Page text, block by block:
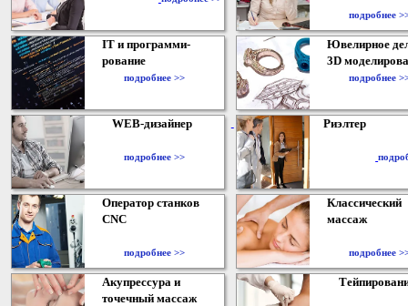
подробнее
IT и программи-
рование
подробнее >>
Ювелирное
3D
подробнее
WEB-дизайнер
подробнее >>
Риэлтер
Оператор станков
CNC
подробнее >>
Классический
массаж
подробнее
Акупрессура и
точечный массаж